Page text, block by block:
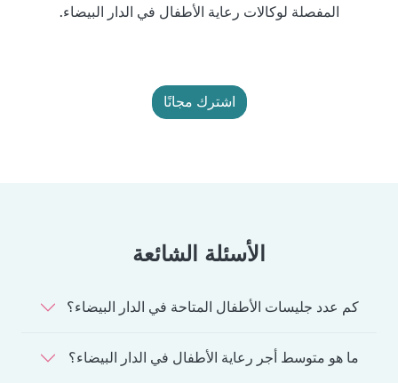
المفصلة لوكالات رعاية الأطفال في الدار البيضاء.
اشترك مجانًا
الأسئلة الشائعة
كم عدد جليسات الأطفال المتاحة في الدار البيضاء؟
ما هو متوسط أجر رعاية الأطفال في الدار البيضاء؟